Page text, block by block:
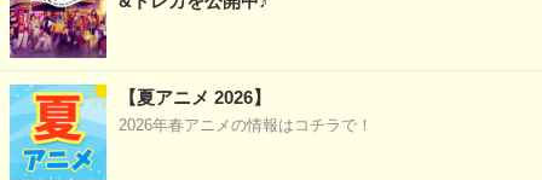
【夏アニメ 2026】
2026年春アニメの情報はコチラで！